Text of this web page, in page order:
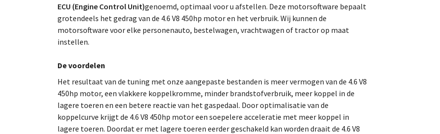
ECU (Engine Control Unit)genoemd, optimaal voor u afstellen. Deze motorsoftware bepaalt
grotendeels het gedrag van de 4.6 V8 450hp motor en het verbruik. Wij kunnen de
motorsoftware voor elke personenauto, bestelwagen, vrachtwagen of tractor op maat
instellen.
De voordelen
Het resultaat van de tuning met onze aangepaste bestanden is meer vermogen van de 4.6 V8
450hp motor, een vlakkere koppelkromme, minder brandstofverbruik, meer koppel in de
lagere toeren en een betere reactie van het gaspedaal. Door optimalisatie van de
koppelcurve krijgt de 4.6 V8 450hp motor een soepelere acceleratie met meer koppel in
lagere toeren. Doordat er met lagere toeren eerder geschakeld kan worden draait de 4.6 V8